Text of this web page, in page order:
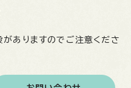
ありますのでご注意くださ